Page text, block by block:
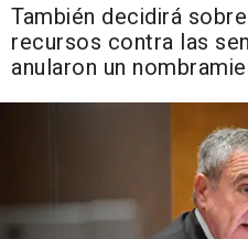
También decidirá
recursos contra las
anularon un